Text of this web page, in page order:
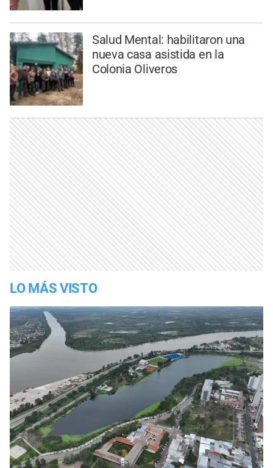
Salud Mental: habilitaron una
nueva casa asistida en la
Colonia Oliveros
LO MÁS VISTO